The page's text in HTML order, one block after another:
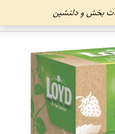
بخش و دلنشین